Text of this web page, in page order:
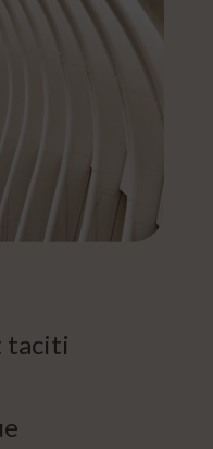
taciti